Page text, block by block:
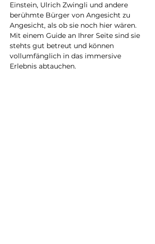
Einstein, Ulrich Zwingli und andere
berühmte Bürger von Angesicht zu
Angesicht, als ob sie noch hier wären.
Mit einem Guide an Ihrer Seite sind sie
stehts gut betreut und können
vollumfänglich in das immersive
Erlebnis abtauchen.